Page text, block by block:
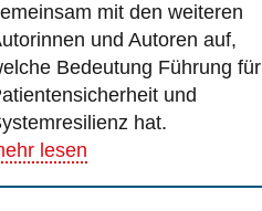
mit den weiteren
und Autoren auf,
Bedeutung Führung für
und
hat.
lesen